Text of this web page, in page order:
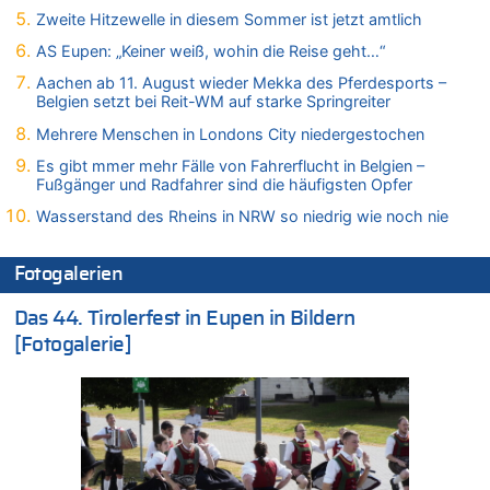
Leipzig, Mechernich und die Frage: Wer steckt hinter den
Wasserstand des Rheins in NRW so niedrig wie noch nie
Leipzig, Mechernich und die Frage: Wer steckt hinter den
Drohnen mit Strengstoff? War es Russland?
08.08.2026 - 20:20 von Joseph Meyer zu
Leipzig, Mechernich und die Frage: Wer steckt hinter den
08.08.2026 - 20:19 von Peter G zu
Zwölf Jahre nach Aachener Bankraub: 70-Jähriger gefasst
08.08.2026 - 20:17 von Russentrolle zu
Leipzig, Mechernich und die Frage: Wer steckt hinter den
08.08.2026 - 20:16 von Dax zu
Wasserstand des Rheins in NRW so niedrig wie noch nie
08.08.2026 - 20:13 von Dax zu
Zweite Hitzewelle in diesem Sommer ist jetzt amtlich
Zweite Hitzewelle in diesem Sommer ist jetzt amtlich
AS Eupen: „Keiner weiß, wohin die Reise geht…“
Aachen ab 11. August wieder Mekka des Pferdesports –
Belgien setzt bei Reit-WM auf starke Springreiter
Mehrere Menschen in Londons City niedergestochen
Es gibt mmer mehr Fälle von Fahrerflucht in Belgien –
Fußgänger und Radfahrer sind die häufigsten Opfer
Wasserstand des Rheins in NRW so niedrig wie noch nie
Fotogalerien
Das 44. Tirolerfest in Eupen in Bildern
[Fotogalerie]